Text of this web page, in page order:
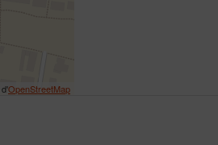
OpenStreetMap